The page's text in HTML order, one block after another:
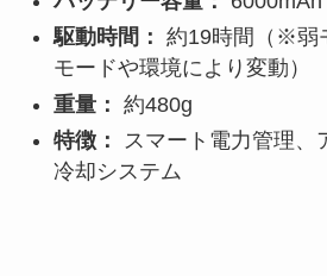
駆動時間： 約19時間（※弱
モードや環境により変動）
重量： 約480g
特徴：
スマート電力管理、
冷却システム